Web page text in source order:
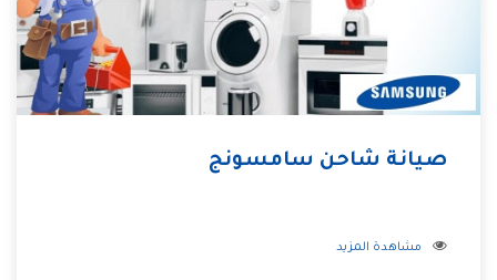
صيانة شاحن سامسونج
مشاهدة المزيد